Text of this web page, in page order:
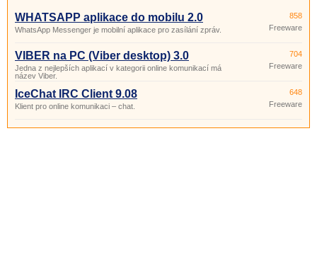
WHATSAPP aplikace do mobilu 2.0
WhatsApp Messenger je mobilní aplikace pro zasílání zpráv.
858
Freeware
VIBER na PC (Viber desktop) 3.0
Jedna z nejlepších aplikací v kategorii online komunikací má
název Viber.
704
Freeware
IceChat IRC Client 9.08
Klient pro online komunikaci – chat.
648
Freeware